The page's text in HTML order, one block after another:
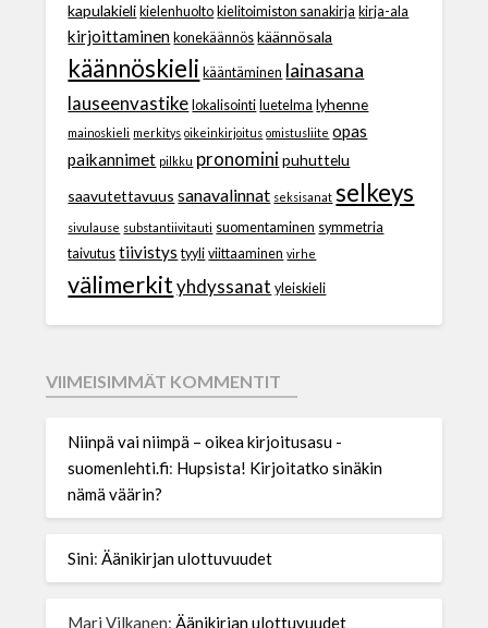
kapulakieli kielenhuolto kielitoimiston sanakirja kirja-ala
kirjoittaminen konekäännös käännösala
käännöskieli kääntäminen lainasana
lauseenvastike lokalisointi luetelma lyhenne
mainoskieli merkitys oikeinkirjoitus omistusliite opas
paikannimet pilkku pronomini puhuttelu
saavutettavuus sanavalinnat seksisanat selkeys
sivulause substantiivitauti suomentaminen symmetria
taivutus tiivistys tyyli viittaaminen virhe
välimerkit yhdyssanat yleiskieli
VIIMEISIMMÄT KOMMENTIT
Niinpä vai niimpä – oikea kirjoitusasu -
suomenlehti.fi: Hupsista! Kirjoitatko sinäkin
nämä väärin?
Sini: Äänikirjan ulottuvuudet
Mari Vilkanen: Äänikirjan ulottuvuudet